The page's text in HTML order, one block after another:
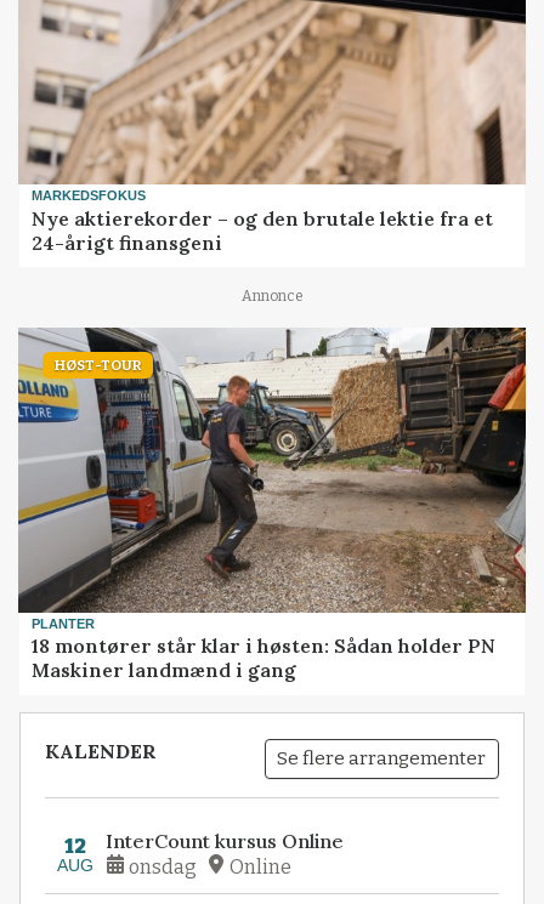
MARKEDSFOKUS
Nye aktierekorder – og den brutale lektie fra et
24-årigt finansgeni
Annonce
HØST-TOUR
PLANTER
18 montører står klar i høsten: Sådan holder PN
Maskiner landmænd i gang
KALENDER Se flere arrangementer
12
AUG
InterCount kursus Online
onsdag Online